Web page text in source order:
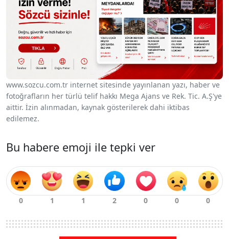
www.sozcu.com.tr internet sitesinde yayınlanan yazı, haber ve
fotoğrafların her türlü telif hakkı Mega Ajans ve Rek. Tic. A.Ş'ye
aittir. İzin alınmadan, kaynak gösterilerek dahi iktibas
edilemez.
Bu habere emoji ile tepki ver